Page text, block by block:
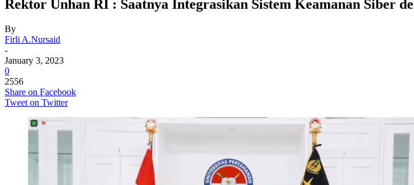
Rektor Unhan RI : Saatnya Integrasikan Sistem Keamanan Siber
By
Firli A.Nursaid
-
January 3, 2023
0
2556
Share on Facebook
Tweet on Twitter